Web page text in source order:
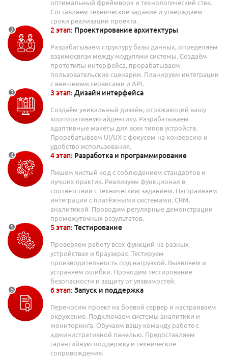
оптимальный фреймворк и технологический стек.
Составляем техническое задание и утверждаем
сроки реализации проекта.
2 этап: Проектирование архитектуры
Разрабатываем структуру базы данных, определяем
взаимосвязи между модулями системы. Создаём
прототипы интерфейса, прорабатываем
пользовательские сценарии. Планируем интеграции
с внешними сервисами и API.
3 этап: Дизайн интерфейса
Создаём уникальный дизайн, отражающий вашу
корпоративную айдентику. Разрабатываем
адаптивные макеты для всех типов устройств.
Прорабатываем UI/UX с фокусом на конверсию и
удобство использования.
4 этап: Разработка и программирование
Пишем чистый код с соблюдением стандартов и
лучших практик. Реализуем функционал в
соответствии с техническим заданием. Настраиваем
интеграции с платёжными системами, CRM,
аналитикой. Проводим регулярные демонстрации
промежуточных результатов.
5 этап: Тестирование
Проверяем работу всех функций на разных
устройствах и браузерах. Тестируем
производительность под нагрузкой. Выявляем и
устраняем ошибки. Проводим тестирование
безопасности и защиту от уязвимостей.
6 этап: Запуск и поддержка
Переносим проект на боевой сервер и настраиваем
окружение. Подключаем системы аналитики и
мониторинга. Обучаем вашу команду работе с
административной панелью. Предоставляем
гарантийную поддержку и техническое
сопровождение.